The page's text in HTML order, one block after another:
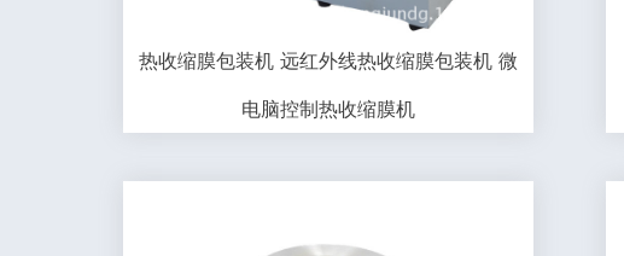
热收缩膜包装机 远红外线热收缩膜包装机 微
电脑控制热收缩膜机